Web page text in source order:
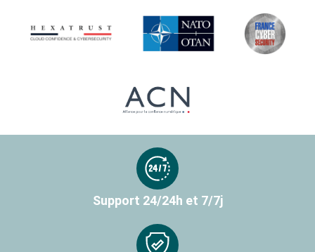
Support 24/24h et 7/7j